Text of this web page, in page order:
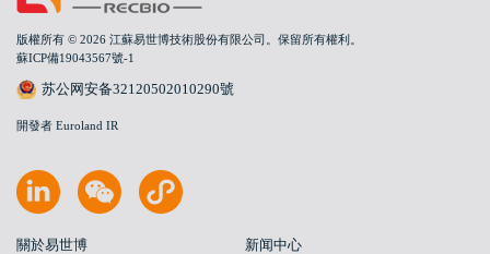
版權所有 © 2026 江蘇易世博技術股份有限公司。保留所有權利。
蘇ICP備19043567號-1
苏公网安备32120502010290號
開發者 Euroland IR
關於易世博 新闻中心